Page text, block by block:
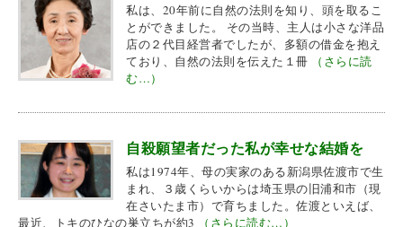
私は、20年前に自然の法則を知り、頭を取るこ
とができました。 その当時、主人は小さな洋品
店の２代目経営者でしたが、多額の借金を抱え
ており、自然の法則を伝えた１冊
（さらに読
む…）
自殺願望者だった私が幸せな結婚を
私は1974年、母の実家のある新潟県佐渡市で生
まれ、３歳くらいからは埼玉県の旧浦和市（現
在さいたま市）で育ちました。佐渡といえば、
最近、トキのひなの巣立ちが約3
（さらに読む…）